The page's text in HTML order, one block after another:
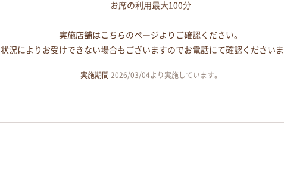
お席の利用最大100分
実施店舗はこちらのページよりご確認ください。
状況によりお受けできない場合もございますのでお電話にて確認くださいま
実施期間 2026/03/04より実施しています。